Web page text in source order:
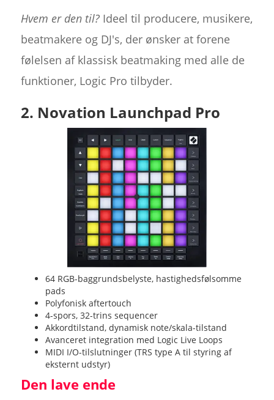
Hvem er den til?Ideel til producere, musikere,
beatmakere og DJ's, der ønsker at forene
følelsen af klassisk beatmaking med alle de
funktioner, Logic Pro tilbyder.
2. Novation Launchpad Pro
64 RGB-baggrundsbelyste, hastighedsfølsomme
pads
Polyfonisk aftertouch
4-spors, 32-trins sequencer
Akkordtilstand, dynamisk note/skala-tilstand
Avanceret integration med Logic Live Loops
MIDI I/O-tilslutninger (TRS type A til styring af
eksternt udstyr)
Den lave ende